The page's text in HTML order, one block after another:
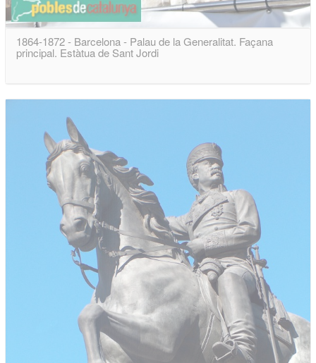
1864-1872 - Barcelona - Palau de la Generalitat. Façana
principal. Estàtua de Sant Jordi